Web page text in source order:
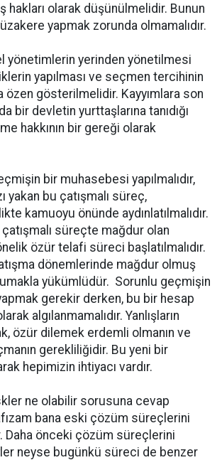
hakları olarak düşünülmelidir. Bunun
yapmak zorunda olmamalıdır.
yönetimlerin yerinden yönetilmesi
yapılması ve seçmen tercihinin
özen gösterilmelidir. Kayyımlara son
bir devletin yurttaşlarına tanıdığı
hakkının bir gereği olarak
bir muhasebesi yapılmalıdır,
yakan bu çatışmalı süreç,
kamuoyu önünde aydınlatılmalıdır.
süreçte mağdur olan
özür telafi süreci başlatılmalıdır.
dönemlerinde mağdur olmuş
yükümlüdür. Sorunlu geçmişin
gerekir derken, bu bir hesap
algılanmamalıdır. Yanlışların
özür dilemek erdemli olmanın ve
gerekliliğidir. Bu yeni bir
hepimizin ihtiyacı vardır.
ne olabilir sorusuna cevap
bana eski çözüm süreçlerini
Daha önceki çözüm süreçlerini
neyse bugünkü süreci de benzer